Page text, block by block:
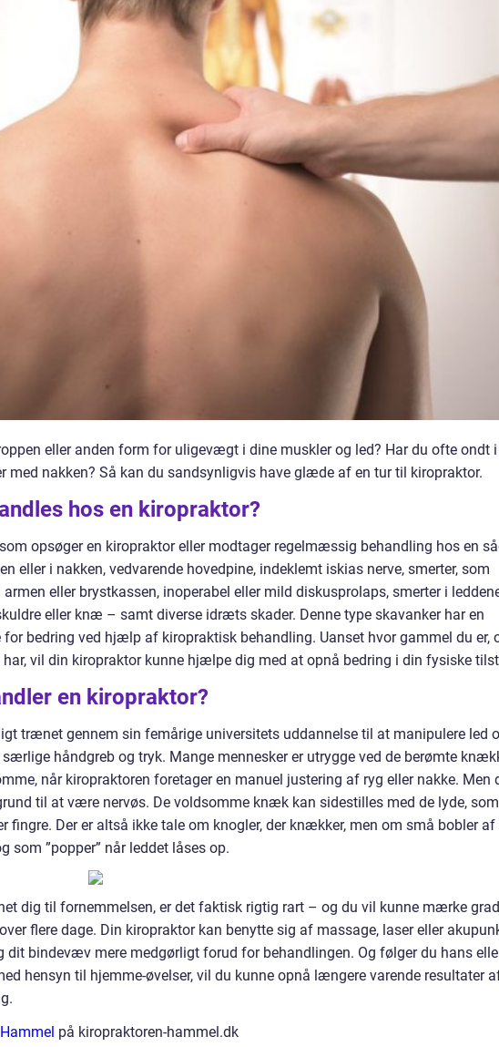
eller anden form for uligevægt i dine muskler og led? Har du ofte ondt i
med nakken? Så kan du sandsynligvis have glæde af en tur til kiropraktor.
hos en kiropraktor?
opsøger en kiropraktor eller modtager regelmæssig behandling hos en
eller i nakken, vedvarende hovedpine, indeklemt iskias nerve, smerter, som
eller brystkassen, inoperabel eller mild diskusprolaps, smerter i
eller knæ – samt diverse idræts skader. Denne type skavanker har en
bedring ved hjælp af kiropraktisk behandling. Uanset hvor gammel du er,
har, vil din kiropraktor kunne hjælpe dig med at opnå bedring i din fysiske
en kiropraktor?
trænet gennem sin femårige universitets uddannelse til at manipulere led
håndgreb og tryk. Mange mennesker er utrygge ved de berømte
når kiropraktoren foretager en manuel justering af ryg eller nakke. Men
til at være nervøs. De voldsomme knæk kan sidestilles med de lyde, som
fingre. Der er altså ikke tale om knogler, der knækker, men om små bobler
som ”popper” når leddet låses op.
dig til fornemmelsen, er det faktisk rigtig rart – og du vil kunne mærke
flere dage. Din kiropraktor kan benytte sig af massage, laser eller
dit bindevæv mere medgørligt forud for behandlingen. Og følger du hans
hensyn til hjemme-øvelser, vil du kunne opnå længere varende resultater
på kiropraktoren-hammel.dk